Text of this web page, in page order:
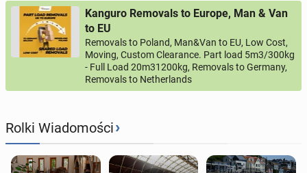
Kanguro Removals to Europe, Man & Van
to EU
Removals to Poland, Man&Van to EU, Low Cost,
Moving, Custom Clearance. Part load 5m3/300kg
- Full Load 20m31200kg, Removals to Germany,
Removals to Netherlands
Rolki Wiadomości›